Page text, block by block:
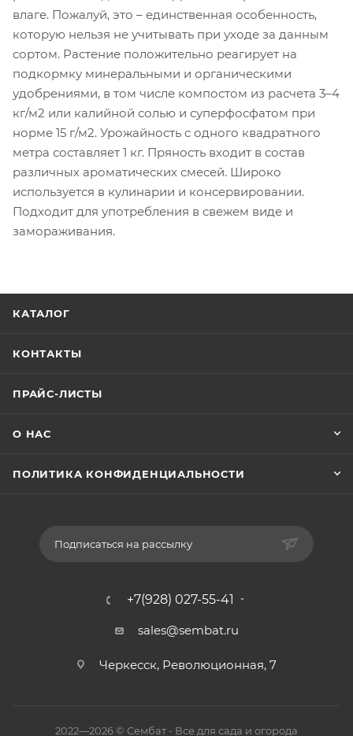
влаге. Пожалуй, это – единственная особенность,
которую нельзя не учитывать при уходе за данным
сортом. Растение положительно реагирует на
подкормку минеральными и органическими
удобрениями, в том числе компостом из расчета 3–4
кг/м2 или калийной солью и суперфосфатом при
норме 15 г/м2. Урожайность с одного квадратного
метра составляет 1 кг. Пряность входит в состав
различных ароматических смесей. Широко
используется в кулинарии и консервировании.
Подходит для употребления в свежем виде и
замораживания.
КАТАЛОГ
КОНТАКТЫ
ПРАЙС-ЛИСТЫ
О НАС
ПОЛИТИКА КОНФИДЕНЦИАЛЬНОСТИ
Подписаться на рассылку
+7(928) 027-55-41
sales@sembat.ru
Черкесск, Революционная, 7
2022—2026 © Сембат - Все для сада и огорода